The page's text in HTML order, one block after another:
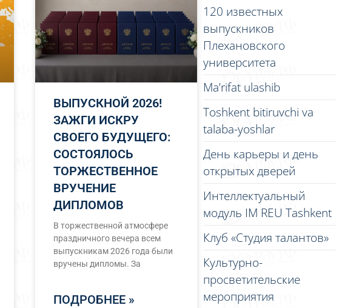
ВЫПУСКНОЙ 2026!
ЗАЖГИ ИСКРУ
СВОЕГО БУДУЩЕГО:
СОСТОЯЛОСЬ
ТОРЖЕСТВЕННОЕ
ВРУЧЕНИЕ
ДИПЛОМОВ
В торжественной атмосфере
праздничного вечера всем
выпускникам 2026 года были
вручены дипломы. За
ПОДРОБНЕЕ »
120 известных
выпускников
Плехановского
университета
Ma’rifat ulashib
Toshkent bitiruvchi va
talaba-yoshlar
День карьеры и день
открытых дверей
Интеллектуальный
модуль IM REU Tashkent
Клуб «Студия талантов»
Культурно-
просветительские
мероприятия